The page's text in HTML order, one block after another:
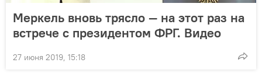
Меркель вновь трясло — на этот раз на
встрече с президентом ФРГ. Видео
27 июня 2019, 15:18